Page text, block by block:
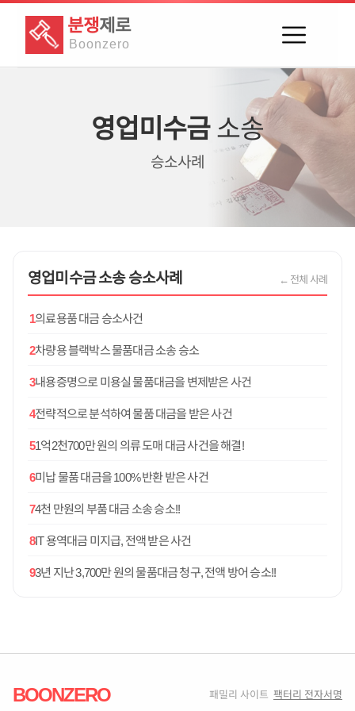
분쟁제로
Boonzero
영업미수금소송
승소사례
영업미수금소송 승소사례 ← 전체 사례
1의료용품 대금 승소사건
2차량용 블랙박스 물품대금 소송 승소
3내용증명으로 미용실 물품대금을 변제받은 사건
4전략적으로 분석하여 물품 대금을 받은 사건
51억2천700만 원의 의류 도매 대금 사건을 해결!
6미납 물품 대금을 100% 반환 받은 사건
74천 만원의 부품 대금 소송 승소!!
8IT 용역대금 미지급, 전액 받은 사건
93년 지난 3,700만 원의 물품대금 청구, 전액 방어 승소!!
BOONZERO 패밀리 사이트 팩터리 전자서명